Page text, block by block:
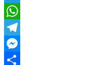
Twitter
WhatsApp
Telegram
Messenger